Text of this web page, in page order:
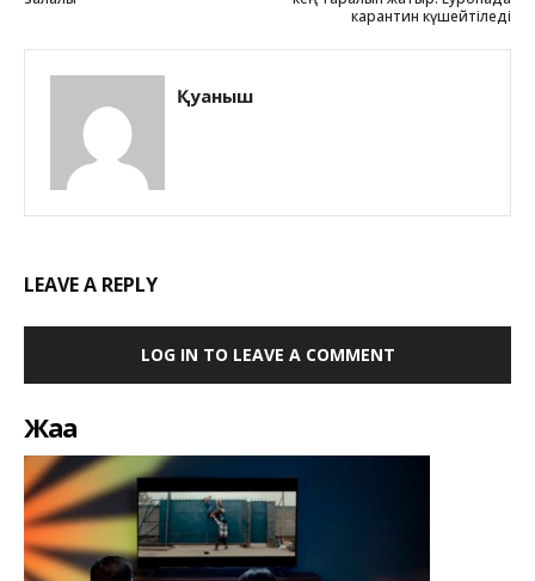
карантин күшейтіледі
Қуаныш
LEAVE A REPLY
LOG IN TO LEAVE A COMMENT
Жаңа